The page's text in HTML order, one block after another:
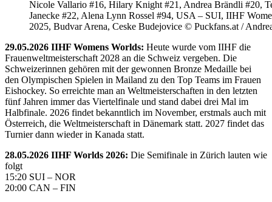
Nicole Vallario #16, Hilary Knight #21, Andrea Brändli #20,
Janecke #22, Alena Lynn Rossel #94, USA – SUI, IIHF
2025, Budvar Arena, Ceske Budejovice © Puckfans.at /
29.05.2026 IIHF Womens Worlds: Heute wurde vom IIHF die
Frauenweltmeisterschaft 2028 an die Schweiz vergeben. Die
Schweizerinnen gehören mit der gewonnen Bronze Medaille bei
den Olympischen Spielen in Mailand zu den Top Teams im Frauen
Eishockey. So erreichte man an Weltmeisterschaften in den letzten
fünf Jahren immer das Viertelfinale und stand dabei drei Mal im
Halbfinale. 2026 findet bekanntlich im November, erstmals auch mit
Österreich, die Weltmeisterschaft in Dänemark statt. 2027 findet das
Turnier dann wieder in Kanada statt.
28.05.2026 IIHF Worlds 2026: Die Semifinale in Zürich lauten wie
folgt
15:20 SUI – NOR
20:00 CAN – FIN